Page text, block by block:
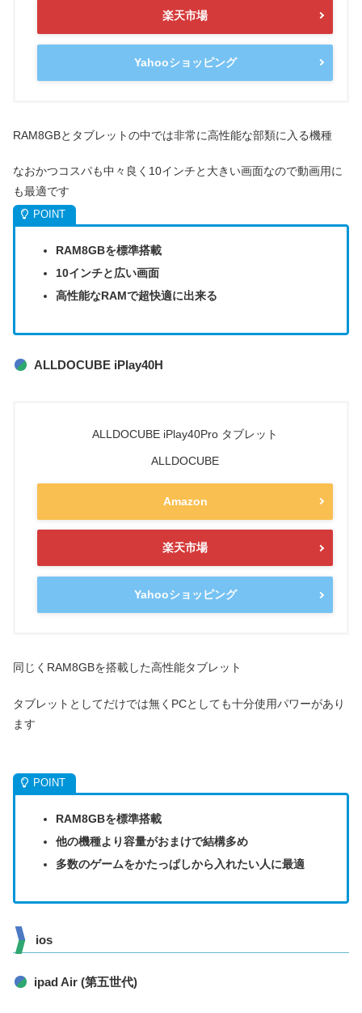
楽天市場
Yahooショッピング
RAM8GBとタブレットの中では非常に高性能な部類に入る機種
なおかつコスパも中々良く10インチと大きい画面なので動画用に
も最適です
RAM8GBを標準搭載
10インチと広い画面
高性能なRAMで超快適に出来る
ALLDOCUBE iPlay40H
ALLDOCUBE iPlay40Pro タブレット
ALLDOCUBE
Amazon
楽天市場
Yahooショッピング
同じくRAM8GBを搭載した高性能タブレット
タブレットとしてだけでは無くPCとしても十分使用パワーがあり
ます
RAM8GBを標準搭載
他の機種より容量がおまけで結構多め
多数のゲームをかたっぱしから入れたい人に最適
ios
ipad Air (第五世代)